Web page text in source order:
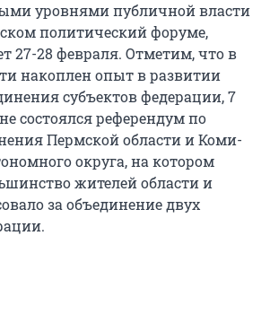
уровнями публичной власти
политический форуме,
27-28 февраля. Отметим, что в
накоплен опыт в развитии
субъектов федерации, 7
состоялся референдум по
Пермской области и Коми-
округа, на котором
жителей области и
за объединение двух